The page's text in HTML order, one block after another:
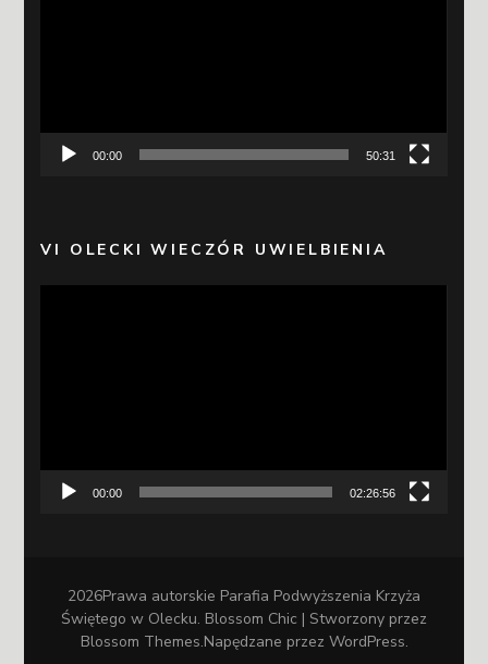
00:00 50:31
VI OLECKI WIECZÓR UWIELBIENIA
00:00 02:26:56
2026Prawa autorskie Parafia Podwyższenia Krzyża
Świętego w Olecku. Blossom Chic | Stworzony przez
Blossom Themes.Napędzane przez WordPress.